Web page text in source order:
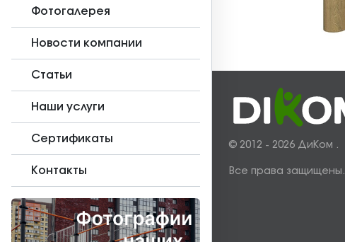
Фотогалерея
Новости компании
Статьи
Наши услуги
Сертификаты
Контакты
© 2012 - 2026 ДиКом .
Все права защищены.